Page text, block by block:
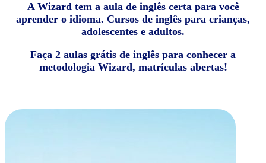
A Wizard tem a aula de inglês certa para você
aprender o idioma. Cursos de inglês para crianças,
adolescentes e adultos.
Faça 2 aulas grátis de inglês para conhecer a
metodologia Wizard, matrículas abertas!